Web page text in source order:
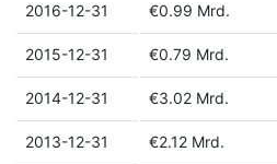
2016-12-31 €0.99 Mrd.
2015-12-31 €0.79 Mrd.
2014-12-31 €3.02 Mrd.
2013-12-31 €2.12 Mrd.